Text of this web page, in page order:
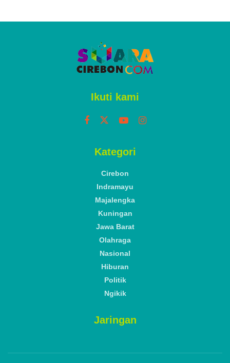
Ikuti kami
Kategori
Cirebon
Indramayu
Majalengka
Kuningan
Jawa Barat
Olahraga
Nasional
Hiburan
Politik
Ngikik
Jaringan